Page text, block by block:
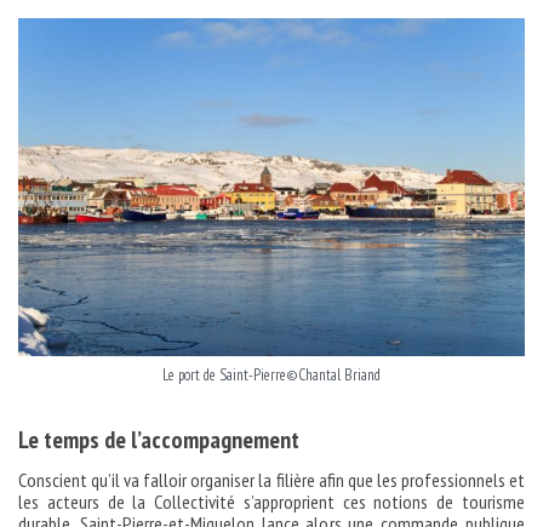
Le port de Saint-Pierre©Chantal Briand
Le temps de l’accompagnement
Conscient qu’il va falloir organiser la filière afin que les professionnels et
les acteurs de la Collectivité s’approprient ces notions de tourisme